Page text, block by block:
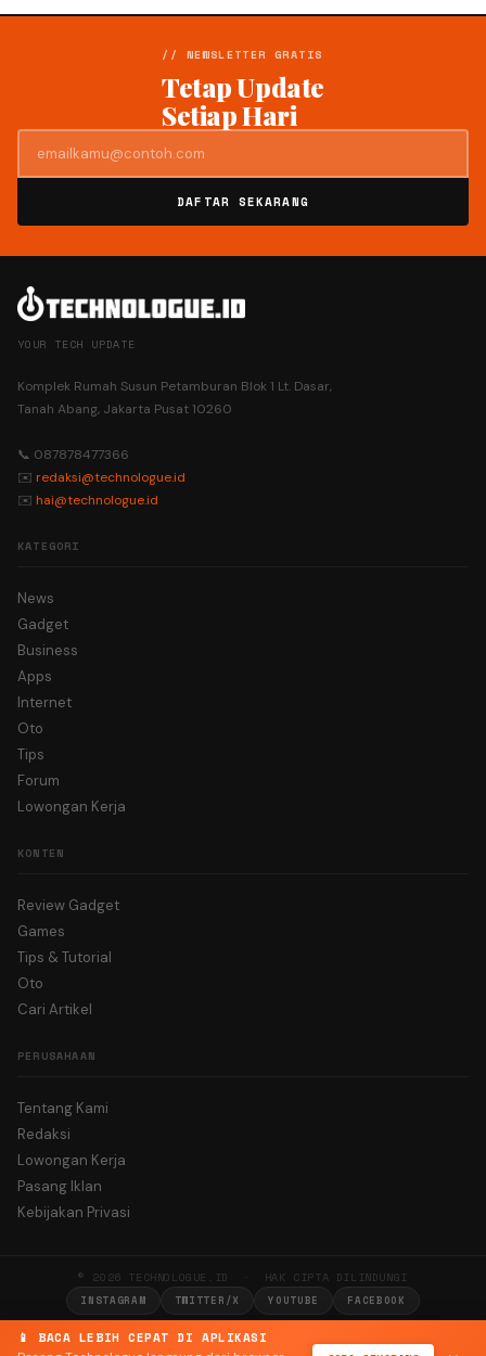
📱 BACA LEBIH CEPAT DI APLIKASI
// NEWSLETTER GRATIS
Tetap Update
Setiap Hari
DAFTAR SEKARANG
YOUR TECH UPDATE
Komplek Rumah Susun Petamburan Blok 1 Lt. Dasar,
Tanah Abang, Jakarta Pusat 10260
📞 087878477366
✉️ redaksi@technologue.id
✉️ hai@technologue.id
KATEGORI
News
Gadget
Business
Apps
Internet
Oto
Tips
Forum
Lowongan Kerja
KONTEN
Review Gadget
Games
Tips & Tutorial
Oto
Cari Artikel
PERUSAHAAN
Tentang Kami
Redaksi
Lowongan Kerja
Pasang Iklan
Kebijakan Privasi
© 2026 TECHNOLOGUE.ID · HAK CIPTA DILINDUNGI
INSTAGRAM TWITTER/X YOUTUBE FACEBOOK